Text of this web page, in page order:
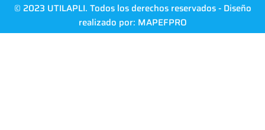
© 2023 UTILAPLI. Todos los derechos reservados - Diseño
realizado por: MAPEFPRO